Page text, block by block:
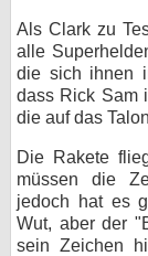
Als Clark zu
alle
die sich ihnen
dass Rick Sam
die auf das
Die Rakete
müssen die
jedoch hat es
Wut, aber der
sein Zeichen